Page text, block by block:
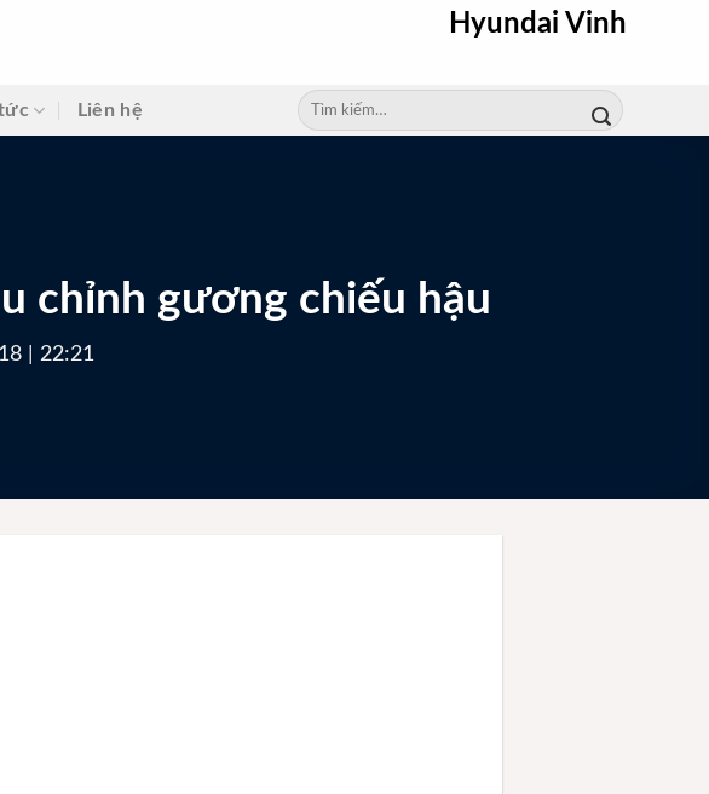
Hyundai Vinh
Liên hệ
Tìm
kiếm:
chỉnh gương chiếu hậu
| 22:21